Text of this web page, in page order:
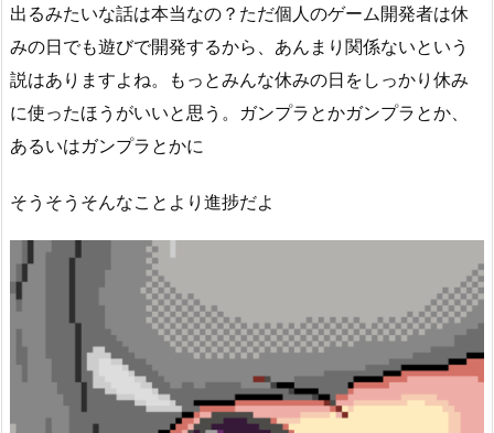
出るみたいな話は本当なの？ただ個人のゲーム開発者は休
みの日でも遊びで開発するから、あんまり関係ないという
説はありますよね。もっとみんな休みの日をしっかり休み
に使ったほうがいいと思う。ガンプラとかガンプラとか、
あるいはガンプラとかに
そうそうそんなことより進捗だよ